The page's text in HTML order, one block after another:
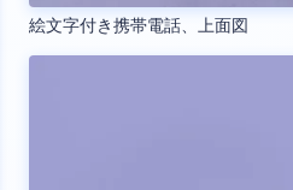
絵文字付き携帯電話、上面図